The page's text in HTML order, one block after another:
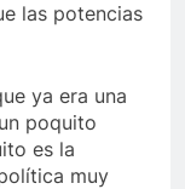
las potencias
ya era una
poquito
es la
muy